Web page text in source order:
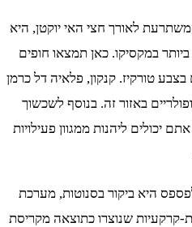
לאורך חצי האי יוקטן, היא
במקסיקו. כאן תמצאו חופים
טורקיז. קנקון, פלאיה דל כרמן
באזור זה. בנוסף לשכשוך
יכולים ליהנות ממגוון פעילויות
היא ביקור בסנוטות, מערכת
קרקעיות שנוצרו כתוצאה מקריסת